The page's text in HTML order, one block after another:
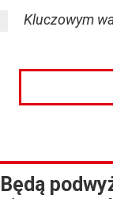
Kluczowym
Będą